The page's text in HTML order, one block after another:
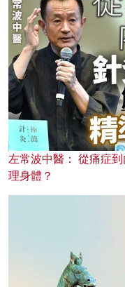
左常波中醫： 從痛症
理身體？